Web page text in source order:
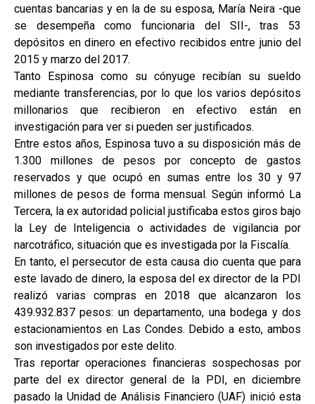
cuentas bancarias y en la de su esposa, María Neira -que
se desempeña como funcionaria del SII-, tras 53
depósitos en dinero en efectivo recibidos entre junio del
2015 y marzo del 2017.
Tanto Espinosa como su cónyuge recibían su sueldo
mediante transferencias, por lo que los varios depósitos
millonarios que recibieron en efectivo están en
investigación para ver si pueden ser justificados.
Entre estos años, Espinosa tuvo a su disposición más de
1.300 millones de pesos por concepto de gastos
reservados y que ocupó en sumas entre los 30 y 97
millones de pesos de forma mensual. Según informó La
Tercera, la ex autoridad policial justificaba estos giros bajo
la Ley de Inteligencia o actividades de vigilancia por
narcotráfico, situación que es investigada por la Fiscalía.
En tanto, el persecutor de esta causa dio cuenta que para
este lavado de dinero, la esposa del ex director de la PDI
realizó varias compras en 2018 que alcanzaron los
439.932.837 pesos: un departamento, una bodega y dos
estacionamientos en Las Condes. Debido a esto, ambos
son investigados por este delito.
Tras reportar operaciones financieras sospechosas por
parte del ex director general de la PDI, en diciembre
pasado la Unidad de Análisis Financiero (UAF) inició esta